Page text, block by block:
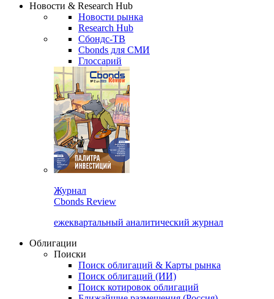
Новости & Research Hub
Новости рынка
Research Hub
Сбондс-ТВ
Cbonds для СМИ
Глоссарий
Журнал
Cbonds Review
ежеквартальный аналитический журнал
Облигации
Поиски
Поиск облигаций & Карты рынка
Поиск облигаций (ИИ)
Поиск котировок облигаций